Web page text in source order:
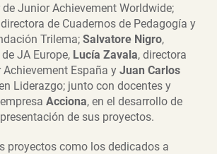
Junior Achievement Worldwide;
directora de Cuadernos de Pedagogía y
Trilema; Salvatore Nigro,
JA Europe, Lucía Zavala, directora
España y Juan Carlos
Liderazgo; junto con docentes y
Acciona, en el desarrollo de
de sus proyectos.
proyectos como los dedicados a